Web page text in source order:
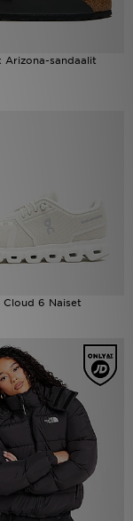
Arizona-sandaalit
Cloud 6 Naiset